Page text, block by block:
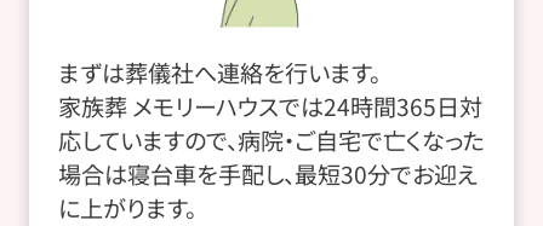
まずは葬儀社へ連絡を行います。
家族葬 メモリーハウスでは24時間365日対
応していますので、病院・ご自宅で亡くなった
場合は寝台車を手配し、最短30分でお迎え
に上がります。